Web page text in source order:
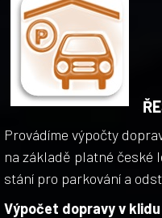
Provádíme výpočty
na základě platné české
stání pro parkování a
Výpočet dopravy v klidu